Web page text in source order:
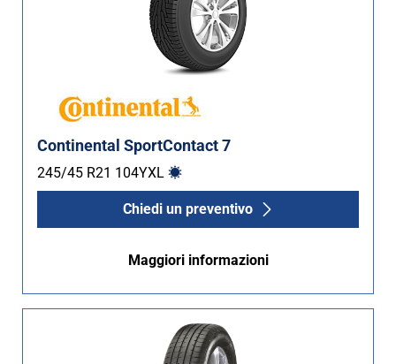
Continental SportContact 7
245/45 R21 104YXL
Chiedi un preventivo
Maggiori informazioni